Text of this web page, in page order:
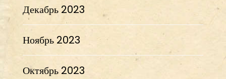
Декабрь 2023
Ноябрь 2023
Октябрь 2023